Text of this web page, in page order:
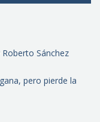
Sánchez
pero pierde la